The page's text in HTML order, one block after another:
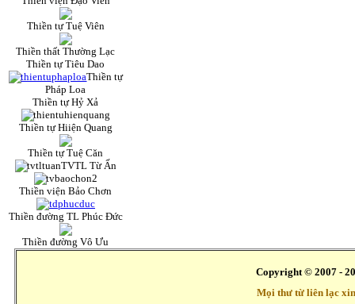
Thiền tự Tuệ Viên
Thiền thất Thường Lạc
Thiền tự Tiêu Dao
Thiền tự
Pháp Loa
Thiền tự Hỷ Xả
Thiền tự Hiiện Quang
Thiền tự Tuệ Căn
TVTL Từ Ấn
Thiền viện Bảo Chơn
Thiền đường TL Phúc Đức
Thiền đường Vô Ưu
Copyright © 2007 -
Mọi thư từ liên lạc